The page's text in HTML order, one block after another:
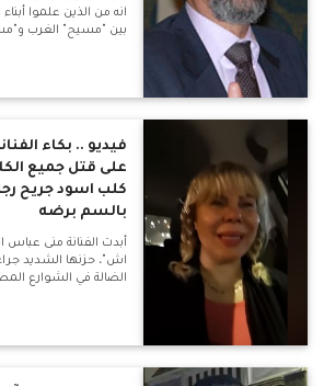
انه من الذين علموا
بين "مسيح" الغرب
فيديو .. بكاء
على قتل جميع
كلب اسود جريح
بالسم برضه
أبدت الفنانة منى
اش"، حزنها الشديد
الضالة في الشوارع